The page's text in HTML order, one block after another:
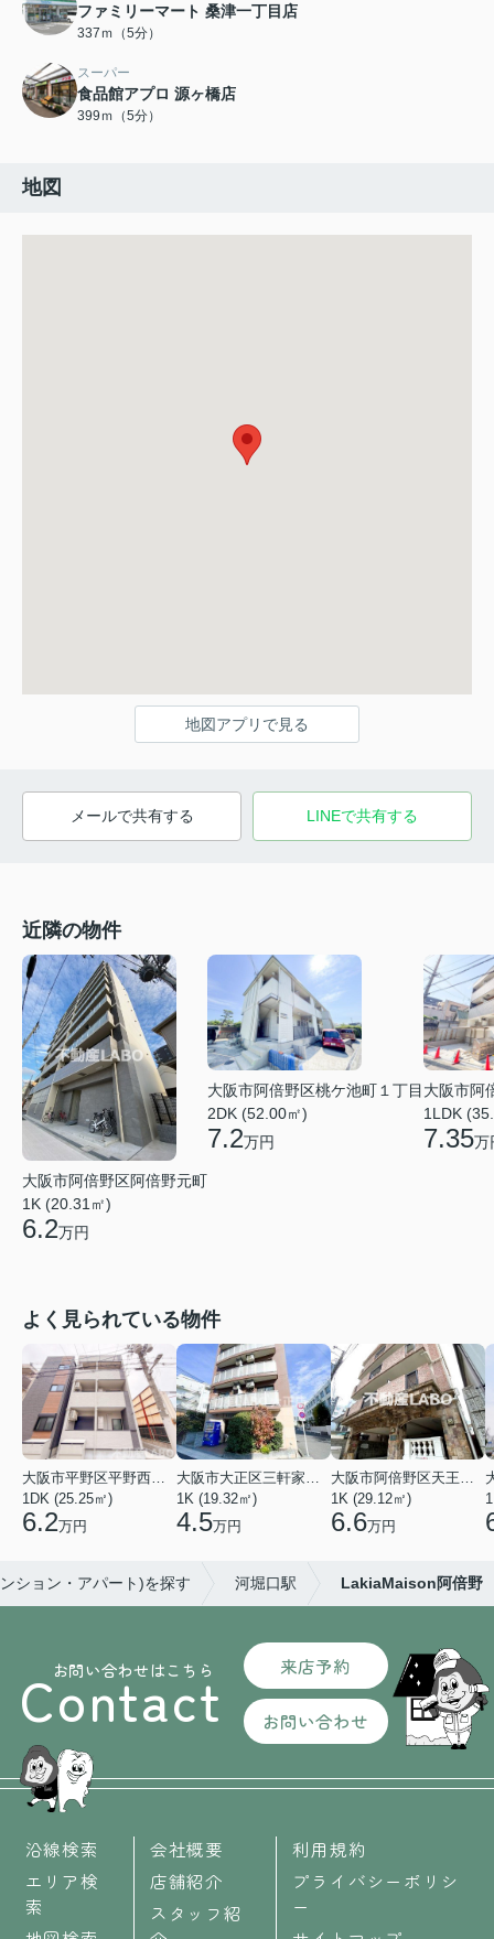
ファミリーマート 桑津一丁目店
337ｍ（5分）
スーパー
食品館アプロ 源ヶ橋店
399ｍ（5分）
地図
地図アプリで見る
メールで共有する LINEで共有する
近隣の物件
大阪市阿倍野区阿倍野元町
1K (20.31㎡)
6.2万円
大阪市阿倍野区桃ケ池町１丁目
2DK (52.00㎡)
7.2万円
大阪市阿
1LDK
7.35万
よく見られている物件
1DK (25.25㎡)
6.2万円
1K (19.32㎡)
4.5万円
1K (29.12㎡)
6.6万円
ション・アパート)を探す 河堀口駅 LakiaMaison阿倍野
お問い合わせはこちら
Contact 来店予約
お問い合わせ
沿線検索
エリア検
索
会社概要
店舗紹介
スタッフ紹
利用規約
プライバシーポリシ
ー